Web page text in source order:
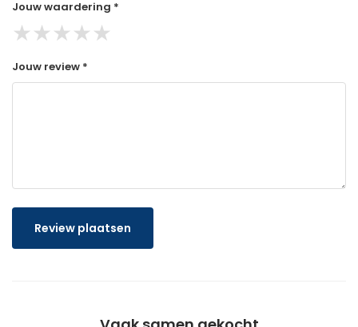
Jouw waardering *
★★★★★
Jouw review *
Review plaatsen